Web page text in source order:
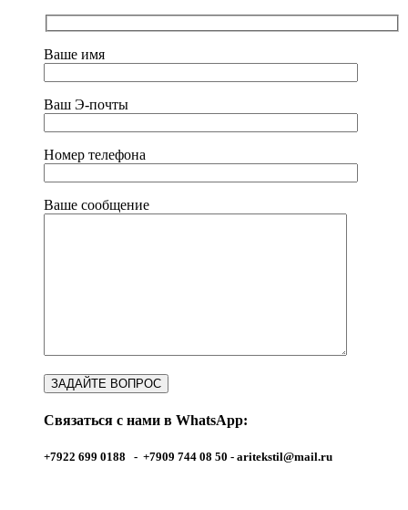
Ваше имя
Ваш Э-почты
Номер телефона
Ваше сообщение
Связаться с нами в WhatsApp:
+7922 699 0188 - +7909 744 08 50 - aritekstil@mail.ru